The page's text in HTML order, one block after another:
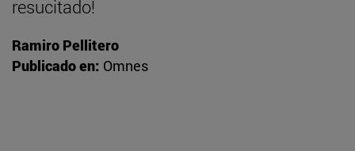
resucitado!
Ramiro Pellitero
Publicado en: Omnes